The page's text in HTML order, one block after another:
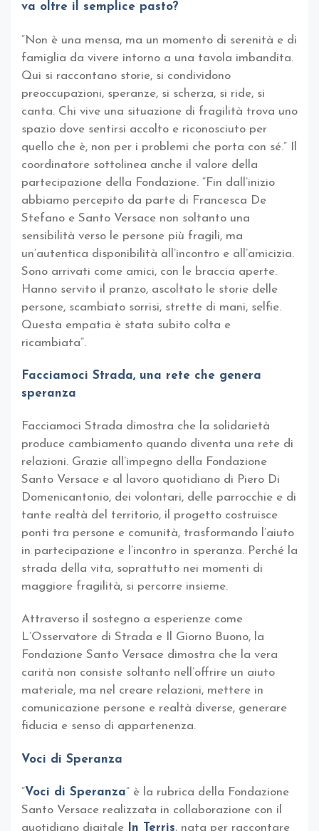
va oltre il semplice pasto?
“Non è una mensa, ma un momento di serenità e di
famiglia da vivere intorno a una tavola imbandita.
Qui si raccontano storie, si condividono
preoccupazioni, speranze, si scherza, si ride, si
canta. Chi vive una situazione di fragilità trova uno
spazio dove sentirsi accolto e riconosciuto per
quello che è, non per i problemi che porta con sé.” Il
coordinatore sottolinea anche il valore della
partecipazione della Fondazione. “Fin dall’inizio
abbiamo percepito da parte di Francesca De
Stefano e Santo Versace non soltanto una
sensibilità verso le persone più fragili, ma
un’autentica disponibilità all’incontro e all’amicizia.
Sono arrivati come amici, con le braccia aperte.
Hanno servito il pranzo, ascoltato le storie delle
persone, scambiato sorrisi, strette di mani, selfie.
Questa empatia è stata subito colta e
ricambiata”.
Facciamoci Strada, una rete che genera
speranza
Facciamoci Strada dimostra che la solidarietà
produce cambiamento quando diventa una rete di
relazioni. Grazie all’impegno della Fondazione
Santo Versace e al lavoro quotidiano di Piero Di
Domenicantonio, dei volontari, delle parrocchie e di
tante realtà del territorio, il progetto costruisce
ponti tra persone e comunità, trasformando l’aiuto
in partecipazione e l’incontro in speranza. Perché la
strada della vita, soprattutto nei momenti di
maggiore fragilità, si percorre insieme.
Attraverso il sostegno a esperienze come
L’Osservatore di Strada e Il Giorno Buono, la
Fondazione Santo Versace dimostra che la vera
carità non consiste soltanto nell’offrire un aiuto
materiale, ma nel creare relazioni, mettere in
comunicazione persone e realtà diverse, generare
fiducia e senso di appartenenza.
Voci di Speranza
“Voci di Speranza” è la rubrica della Fondazione
Santo Versace realizzata in collaborazione con il
quotidiano digitale
In Terris, nata per raccontare